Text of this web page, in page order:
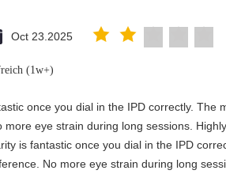
Oct 23.2025
(1w+)
once you dial in the IPD correctly. The
eye strain during long sessions.
is fantastic once you dial in the IPD
No more eye strain during long